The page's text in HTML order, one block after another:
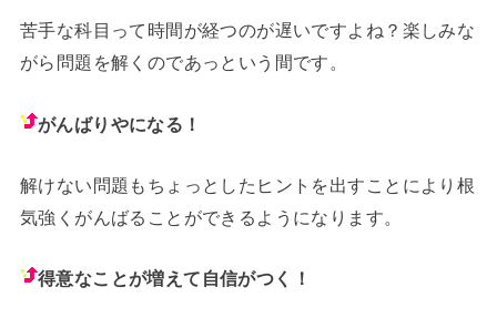
苦手な科目って時間が経つのが遅いですよね？楽しみな
がら問題を解くのであっという間です。
がんばりやになる！
解けない問題もちょっとしたヒントを出すことにより根
気強くがんばることができるようになります。
得意なことが増えて自信がつく！